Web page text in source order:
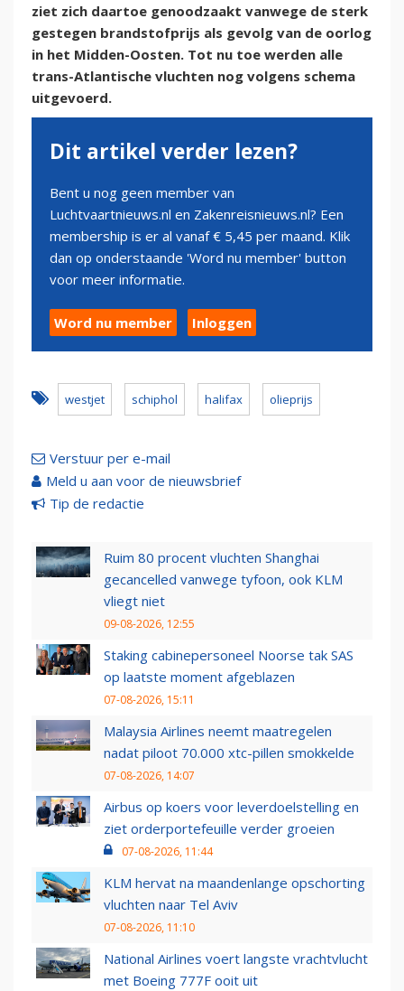
ziet zich daartoe genoodzaakt vanwege de sterk
gestegen brandstofprijs als gevolg van de oorlog
in het Midden-Oosten. Tot nu toe werden alle
trans-Atlantische vluchten nog volgens schema
uitgevoerd.
Dit artikel verder lezen?
Bent u nog geen member van
Luchtvaartnieuws.nl en Zakenreisnieuws.nl? Een
membership is er al vanaf € 5,45 per maand. Klik
dan op onderstaande 'Word nu member' button
voor meer informatie.
Word nu member Inloggen
westjet schiphol halifax olieprijs
Verstuur per e-mail
Meld u aan voor de nieuwsbrief
Tip de redactie
Ruim 80 procent vluchten Shanghai
gecancelled vanwege tyfoon, ook KLM
vliegt niet
09-08-2026, 12:55
Staking cabinepersoneel Noorse tak SAS
op laatste moment afgeblazen
07-08-2026, 15:11
Malaysia Airlines neemt maatregelen
nadat piloot 70.000 xtc-pillen smokkelde
07-08-2026, 14:07
Airbus op koers voor leverdoelstelling en
ziet orderportefeuille verder groeien
07-08-2026, 11:44
KLM hervat na maandenlange opschorting
vluchten naar Tel Aviv
07-08-2026, 11:10
National Airlines voert langste vrachtvlucht
met Boeing 777F ooit uit